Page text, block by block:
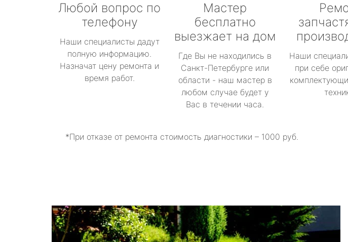
Любой вопрос по
телефону
Наши специалисты дадут
полную информацию.
Назначат цену ремонта и
время работ.
Мастер
бесплатно
выезжает на дом
Где Вы не находились в
Санкт-Петербурге или
области - наш мастер в
любом случае будет у
Вас в течении часа.
Наши
при себе
*При отказе от ремонта стоимость диагностики – 1000 руб.